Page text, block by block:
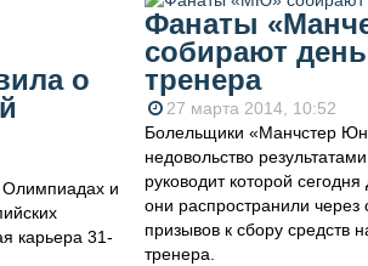
о
Олимпиадах и
карьера 31-
Фанаты
собирают
тренера
27 марта 2014, 10:52
Болельщики «Манчстер
недовольство
руководит которой
они распространили через
призывов к сбору средств
тренера.